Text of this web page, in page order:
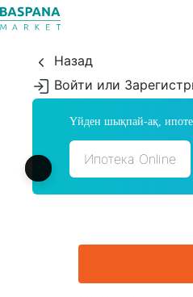
Назад
Войти или
Үйден шықпай-ақ,
Ипотека Online